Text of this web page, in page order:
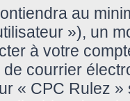
au
»), un
à votre
courrier
« CPC Rulez